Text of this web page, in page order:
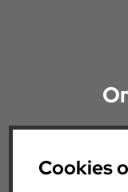
CD Bilradio
både bilar
Cookies